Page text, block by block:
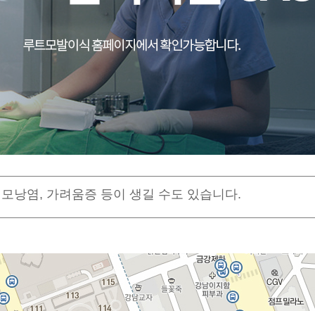
낭염, 가려움증 등이 생길 수도 있습니다.